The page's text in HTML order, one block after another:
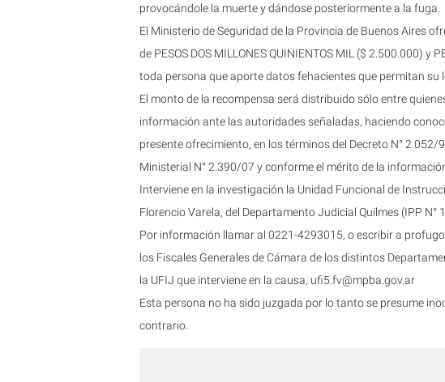
provocándole la muerte y dándose posteriormente a la fuga.
El Ministerio de Seguridad de la Provincia de Buenos Aires
de PESOS DOS MILLONES QUINIENTOS MIL ($ 2.500.000) y
toda persona que aporte datos fehacientes que permitan su
El monto de la recompensa será distribuido sólo entre
información ante las autoridades señaladas, haciendo
presente ofrecimiento, en los términos del Decreto N°
Ministerial N° 2.390/07 y conforme el mérito de la
Interviene en la investigación la Unidad Funcional de
Florencio Varela, del Departamento Judicial Quilmes (IPP N°
Por información llamar al 0221-4293015, o escribir a
los Fiscales Generales de Cámara de los distintos
la UFIJ que interviene en la causa, ufi5.fv@mpba.gov.ar
Esta persona no ha sido juzgada por lo tanto se presume
contrario.